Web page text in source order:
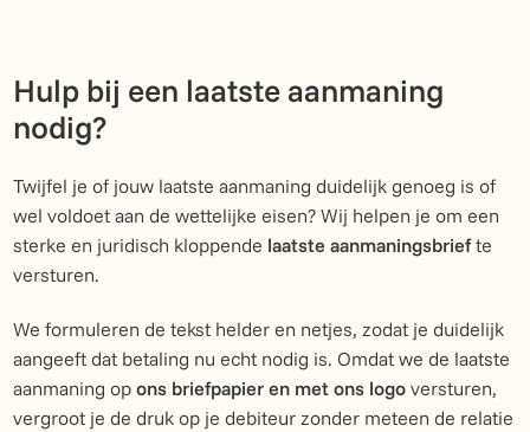
Hulp bij een laatste aanmaning
nodig?
Twijfel je of jouw laatste aanmaning duidelijk genoeg is of
wel voldoet aan de wettelijke eisen? Wij helpen je om een
sterke en juridisch kloppende laatste aanmaningsbriefte
versturen.
We formuleren de tekst helder en netjes, zodat je duidelijk
aangeeft dat betaling nu echt nodig is. Omdat we de laatste
aanmaning op ons briefpapier en met ons logoversturen,
vergroot je de druk op je debiteur zonder meteen de relatie